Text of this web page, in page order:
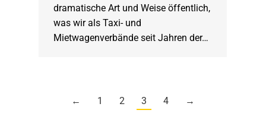
dramatische Art und Weise öffentlich,
was wir als Taxi- und
Mietwagenverbände seit Jahren der…
← 1 2 3 4 →